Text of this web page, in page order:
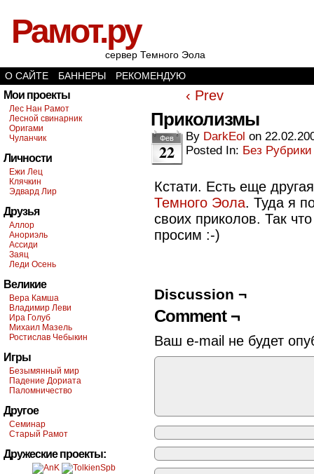
Рамот.ру
сервер Темного Эола
О САЙТЕ
БАННЕРЫ РЕКОМЕНДУЮ
Мои проекты
Лес Нан Рамот
Лесной свинарник
Оригами
Чуланчик
Личности
Ежи Лец
Клячкин
Эдвард Лир
Друзья
Аллор
Анориэль
Ассиди
Заяц
Леди Осень
Великие
Вера Камша
Владимир Леви
Ира Голуб
Михаил Мазель
Ростислав Чебыкин
Игры
Безымянный мир
Падение Дориата
Паломничество
Другое
Семинар
Старый Рамот
Дружеские проекты:
‹ Prev
Приколизмы
Фев
22
By DarkEol on
Posted In: Без Рубрики
Кстати. Есть еще
Темного Эола. Туда я
своих приколов. Так
просим :-)
Discussion ¬
Comment ¬
Ваш e-mail не будет